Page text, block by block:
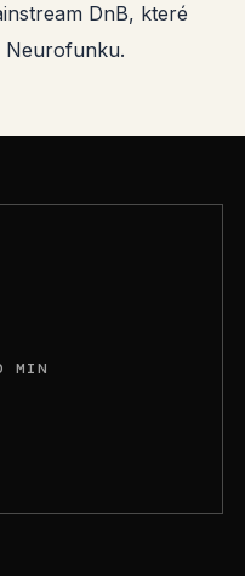
DnB, které
Neurofunku.
MIN